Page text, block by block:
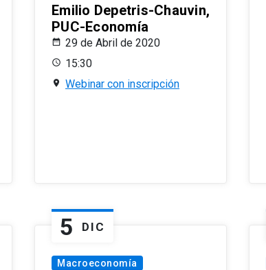
Emilio Depetris-Chauvin,
PUC-Economía
29 de Abril de 2020
15:30
Webinar con inscripción
5 DIC
Macroeconomía